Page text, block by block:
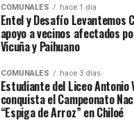
COMUNALES hace 1 día
Entel y Desafío Levantemos
apoyo a vecinos afectados
Vicuña y Paihuano
COMUNALES hace 3 días
Estudiante del Liceo Antonio
conquista el Campeonato
“Espiga de Arroz” en Chiloé